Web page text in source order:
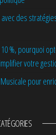
des
%, pourquoi
votre
pour